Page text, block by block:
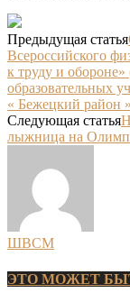
Предыдущая статья
Всероссийского
к труду и
образовательных
« Бежецкий район »
Следующая статья
лыжница на
ШВСМ
ЭТО МОЖЕТ